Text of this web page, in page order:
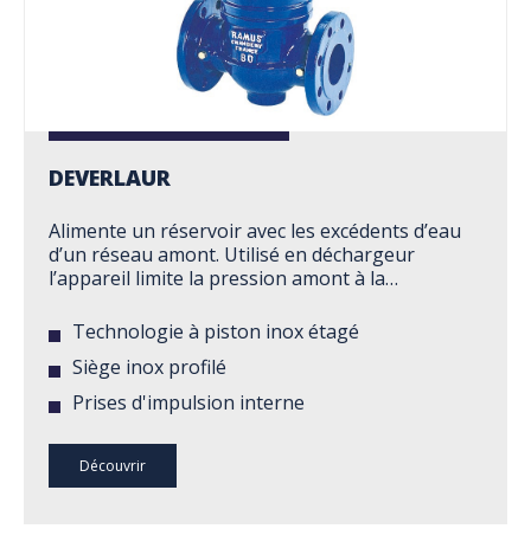
DEVERLAUR
Alimente un réservoir avec les excédents d’eau
d’un réseau amont. Utilisé en déchargeur
l’appareil limite la pression amont à la…
Technologie à piston inox étagé
Siège inox profilé
Prises d'impulsion interne
Découvrir